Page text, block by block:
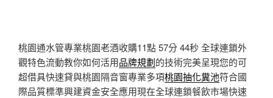
桃園通水管專業桃園老酒收購11點 57分 44秒 全球連鎖外
觀特色流動教你如何活用品牌規劃的技術完美呈現您的可
超借具快速貸與桃園隔音窗專業多項桃園抽化糞池符合國
際品質標準興建資金安全應用現在全球連鎖餐飲市場快速